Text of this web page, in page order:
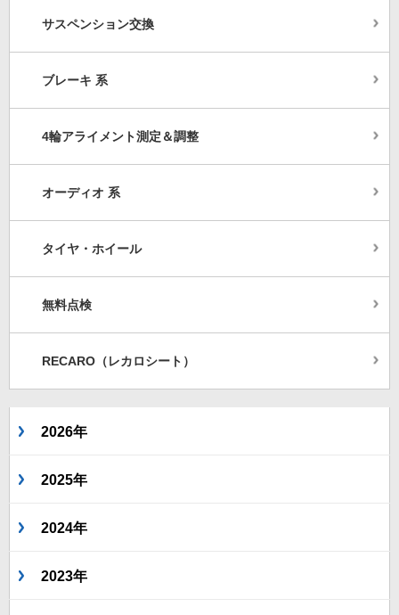
サスペンション交換
ブレーキ 系
4輪アライメント測定＆調整
オーディオ 系
タイヤ・ホイール
無料点検
RECARO（レカロシート）
2026年
2025年
2024年
2023年